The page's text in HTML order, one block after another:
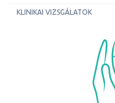
KLINIKAI VIZSGÁLATOK